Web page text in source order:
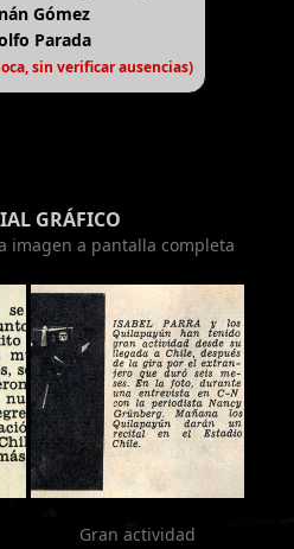
Gómez
Parada
sin verificar ausencias)
GRÁFICO
imagen a pantalla completa
Gran actividad